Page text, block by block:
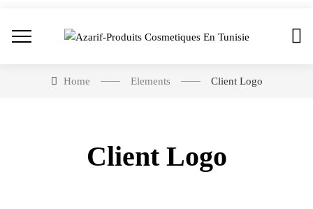
Home Elements Client Logo
Client Logo